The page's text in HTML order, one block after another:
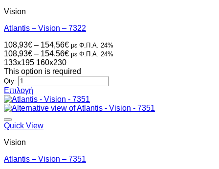
παραλλαγές.
επιλογές
να
επιλεγούν
στη
σελίδα
του
προϊόντος
Vision
Atlantis – Vision – 7322
108,93€ – 154,56€Price
range:
through
με Φ.Π.Α. 24%
108,93€ – 154,56€Price
108,93€
154,56€
με Φ.Π.Α. 24%
133x195 160x230
This option is required
Qty:
Επιλογή
Αυτό
το
προϊόν
έχει
παραλλαγές.
επιλογές
Quick View
Vision
Atlantis – Vision – 7351